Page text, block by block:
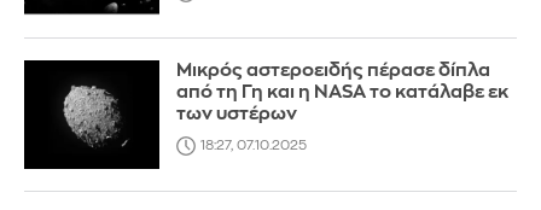
Μικρός αστεροειδής πέρασε δίπλα
από τη Γη και η NASA το κατάλαβε εκ
των υστέρων
18:27, 07.10.2025